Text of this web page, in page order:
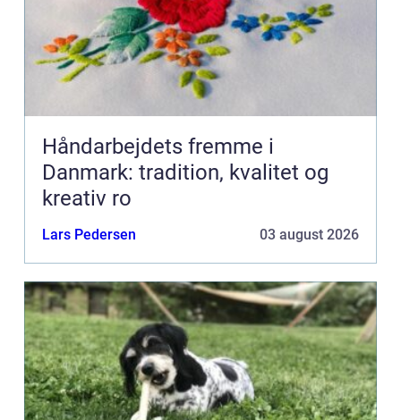
Håndarbejdets fremme i
Danmark: tradition, kvalitet og
kreativ ro
Lars Pedersen 03 august 2026